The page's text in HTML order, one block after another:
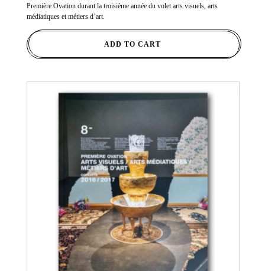
Première Ovation durant la troisième année du volet arts visuels, arts
médiatiques et métiers d’art.
ADD TO CART